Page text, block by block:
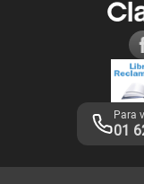
Adquirientes iPhone 6,
Mensaje de Seguridad
Términos y
Libro de
Legales de
Para
01